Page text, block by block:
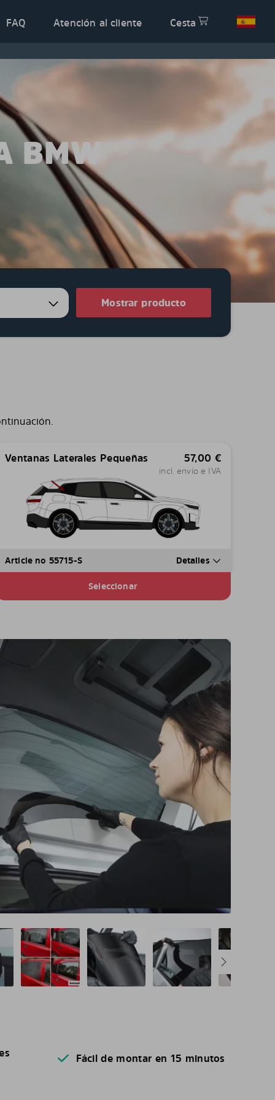
FAQ Atención al cliente Cesta
BMW
Mostrar producto
Ventanas Laterales Pequeñas 57,00 €
incl. envío e IVA
Article no 55715-S Detalles
Seleccionar
Fácil de montar en 15 minutos